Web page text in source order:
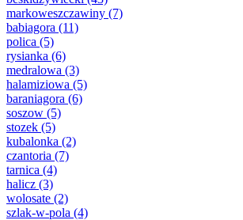
markoweszczawiny (7)
babiagora (11)
polica (5)
rysianka (6)
medralowa (3)
halamiziowa (5)
baraniagora (6)
soszow (5)
stozek (5)
kubalonka (2)
czantoria (7)
tarnica (4)
halicz (3)
wolosate (2)
szlak-w-pola (4)